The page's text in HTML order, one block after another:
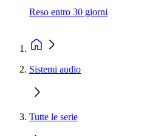
Reso entro 30 giorni
Sistemi audio
Tutte le serie